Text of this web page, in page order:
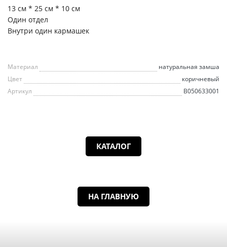
13 см * 25 см * 10 см
Один отдел
Внутри один кармашек
Материал
натуральная замша
Цвет
коричневый
Артикул
B050633001
КАТАЛОГ
НА ГЛАВНУЮ